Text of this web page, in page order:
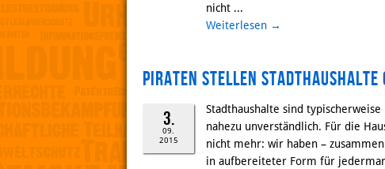
nicht ...
Weiterlesen →
Piraten stellen Stadthaushalte
3.
09.
2015
Stadthaushalte sind
nahezu unverständlich. Für die
nicht mehr: wir haben –
in aufbereiteter Form für